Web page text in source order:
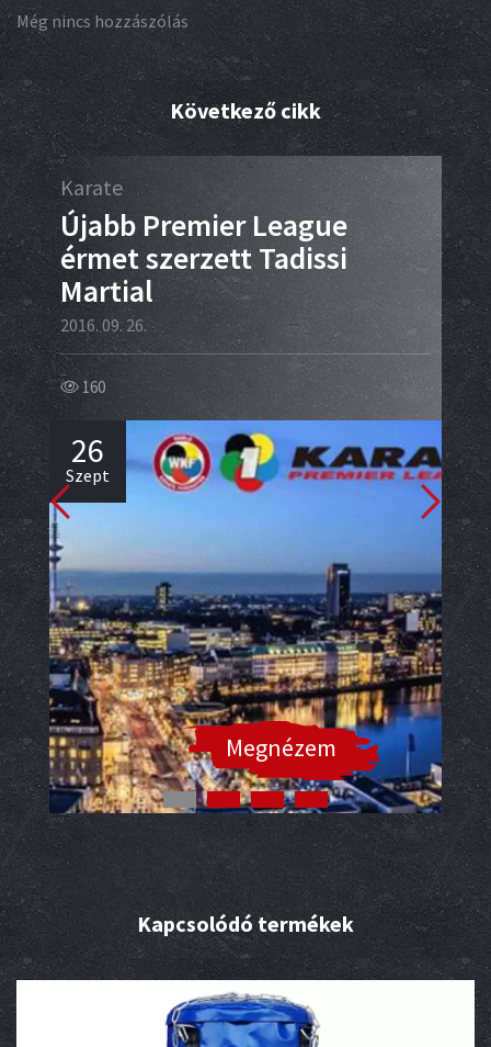
Még nincs hozzászólás
Következő cikk
Megnézem
Karate
Újabb Premier League
érmet szerzett Tadissi
Martial
2016. 09. 26.
160
26
Szept
Box
53
Kapcsolódó termékek